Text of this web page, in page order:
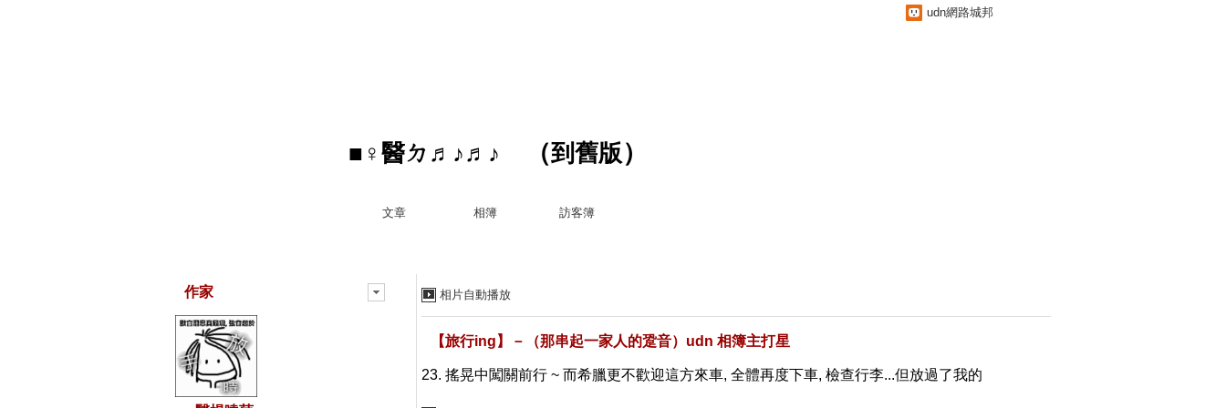
udn網路城邦
■♀醫ㄉ♬♪♬♪ （到舊版）
文章 相簿 訪客簿
相片自動播放
【旅行ing】－（那串起一家人的跫音）udn 相簿主打星
23. 搖晃中闖關前行 ~ 而希臘更不歡迎這方來車, 全體再度下車, 檢查行李...但放過了我的
作家